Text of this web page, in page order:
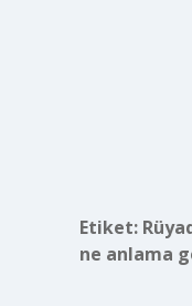
Etiket:
ne anlama